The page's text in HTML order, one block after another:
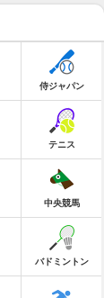
侍ジャパン
テニス
中央競馬
バドミントン